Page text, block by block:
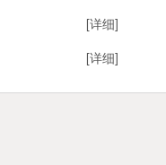
[详细]
[详细]